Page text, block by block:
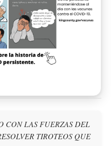
CON LAS FUERZAS DEL
TIROTEOS QUE